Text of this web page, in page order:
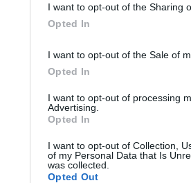
I want to opt-out of the Sharing
Opted In
I want to opt-out of the Sale of
Opted In
I want to opt-out of processing
Advertising.
Opted In
I want to opt-out of Collection,
of my Personal Data that Is
was collected.
Opted Out
nem rázták, rázatták ki. A szobák